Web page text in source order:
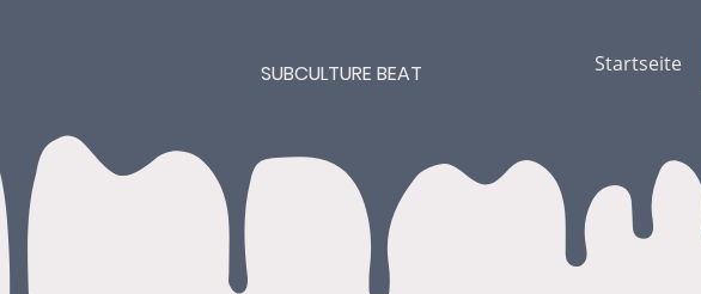
SUBCULTURE BEAT Startseite